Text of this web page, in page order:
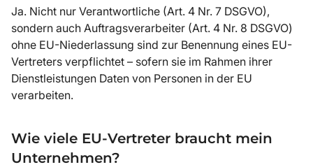
Ja. Nicht nur Verantwortliche (Art. 4 Nr. 7 DSGVO),
sondern auch Auftragsverarbeiter (Art. 4 Nr. 8 DSGVO)
ohne EU-Niederlassung sind zur Benennung eines EU-
Vertreters verpflichtet – sofern sie im Rahmen ihrer
Dienstleistungen Daten von Personen in der EU
verarbeiten.
Wie viele EU-Vertreter braucht mein
Unternehmen?